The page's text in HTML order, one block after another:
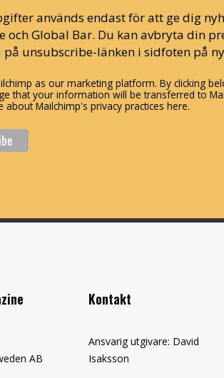
används endast för att ge dig
och Global Bar. Du kan avbryta din
unsubscribe-länken i sidfoten på
as our marketing platform. By clicking
that your information will be transferred to
about Mailchimp's privacy practices here.
AB
Kontakt
Ansvarig utgivare: David
Isaksson